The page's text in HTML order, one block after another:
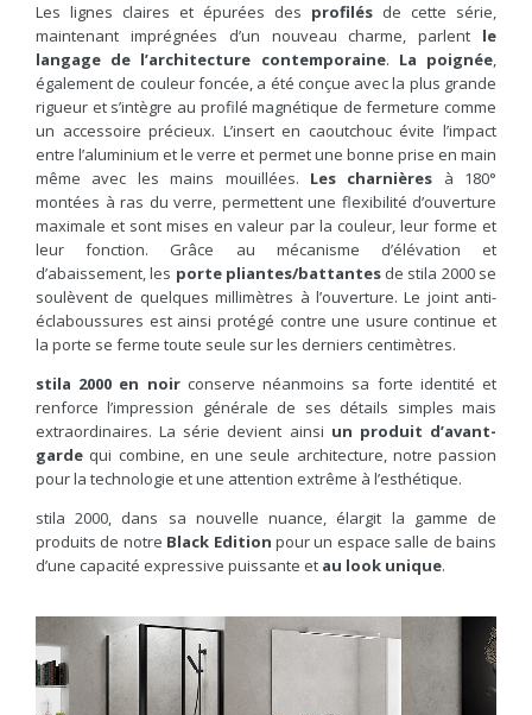
Les lignes claires et épurées des profilés de cette série,
maintenant imprégnées d’un nouveau charme, parlent le
langage de l’architecture contemporaine. La poignée,
également de couleur foncée, a été conçue avec la plus grande
rigueur et s’intègre au profilé magnétique de fermeture comme
un accessoire précieux. L’insert en caoutchouc évite l’impact
entre l’aluminium et le verre et permet une bonne prise en main
même avec les mains mouillées. Les charnières à 180°
montées à ras du verre, permettent une flexibilité d’ouverture
maximale et sont mises en valeur par la couleur, leur forme et
leur fonction. Grâce au mécanisme d’élévation et
d’abaissement, les porte pliantes/battantesde stila 2000 se
soulèvent de quelques millimètres à l’ouverture. Le joint anti-
éclaboussures est ainsi protégé contre une usure continue et
la porte se ferme toute seule sur les derniers centimètres.
stila 2000 en noirconserve néanmoins sa forte identité et
renforce l’impression générale de ses détails simples mais
extraordinaires. La série devient ainsi un produit d’avant-
garde qui combine, en une seule architecture, notre passion
pour la technologie et une attention extrême à l’esthétique.
stila 2000, dans sa nouvelle nuance, élargit la gamme de
produits de notre Black Edition pour un espace salle de bains
d’une capacité expressive puissante et au look unique.